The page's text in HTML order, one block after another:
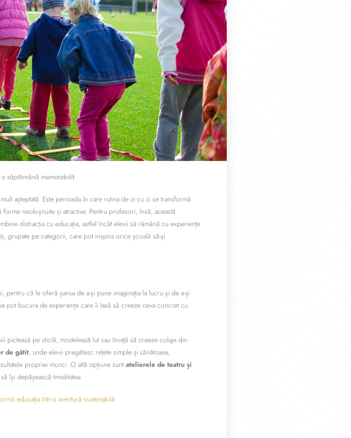
săptămână memorabilă
așteptată. Este perioada în care rutina de zi cu zi se transformă
neobișnuite și atractive. Pentru profesori, însă, această
distracția cu educația, astfel încât elevii să rămână cu experiențe
grupate pe categorii, care pot inspira orice școală să-și
că le oferă șansa de a-și pune imaginația la lucru și de a-și
pot bucura de experiențe care îi lasă să creeze ceva concret cu
pictează pe sticlă, modelează lut sau învață să creeze colaje din
de gătit, unde elevii pregătesc rețete simple și sănătoase,
propriei munci. O altă opțiune sunt atelierele de teatru și
își depășească timiditatea.
educația într-o aventură sustenabilă